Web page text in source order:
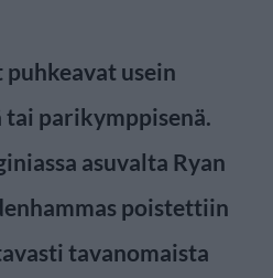
usein
parikymppisenä.
asuvalta Ryan
poistettiin
tavanomaista